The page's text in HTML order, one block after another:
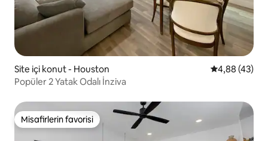
Site içi konut - Houston 5 üzerinden
4,88 (43)
Popüler 2 Yatak Odalı İnziva
Misafirlerin favorisi
Misafirlerin favorisi